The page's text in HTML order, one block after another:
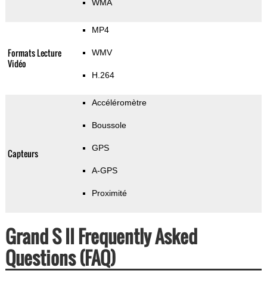
WMA
Formats Lecture
Vidéo
MP4
WMV
H.264
Capteurs
Accéléromètre
Boussole
GPS
A-GPS
Proximité
Grand S II Frequently Asked
Questions (FAQ)